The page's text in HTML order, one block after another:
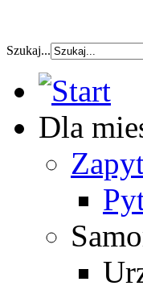
szybka
Szukaj...
Dla